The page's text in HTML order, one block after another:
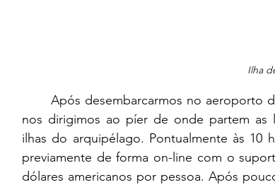
Ilha
nos dirigimos ao píer de onde partem as
ilhas do arquipélago. Pontualmente às 10
previamente de forma on-line com o
dólares americanos por pessoa. Após